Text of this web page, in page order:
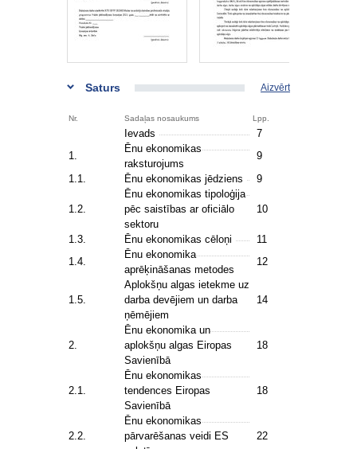
Saturs Aizvērt
Nr. Sadaļas nosaukums Lpp.
Ievads
7
1.
Ēnu ekonomikas
raksturojums
9
1.1.
Ēnu ekonomikas jēdziens 9
1.2.
Ēnu ekonomikas tipoloģija
pēc saistības ar oficiālo
sektoru
10
1.3. Ēnu ekonomikas cēloņi
11
1.4.
Ēnu ekonomika
aprēķināšanas metodes
12
1.5.
Aplokšņu algas ietekme uz
darba devējiem un darba
ņēmējiem
14
2.
Ēnu ekonomika un
aplokšņu algas Eiropas
Savienībā
18
2.1.
Ēnu ekonomikas
tendences Eiropas
Savienībā
18
2.2.
Ēnu ekonomikas
pārvarēšanas veidi ES
22